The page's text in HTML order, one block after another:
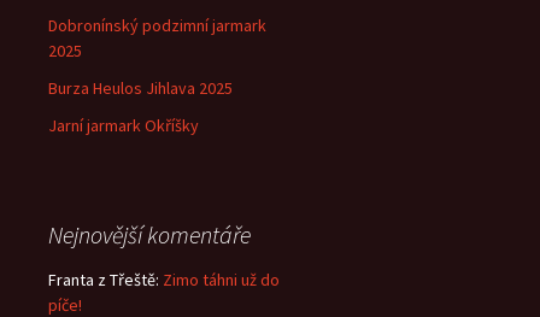
Dobronínský podzimní jarmark
2025
Burza Heulos Jihlava 2025
Jarní jarmark Okříšky
Nejnovější komentáře
Franta z Třeště: Zimo táhni už do
píče!